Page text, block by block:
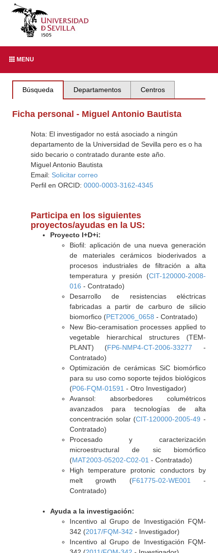
MENU
Búsqueda Departamentos Centros
Ficha personal - Miguel Antonio Bautista
Nota: El investigador no está asociado a ningún
departamento de la Universidad de Sevilla pero es o ha
sido becario o contratado durante este año.
Miguel Antonio Bautista
Email: Solicitar correo
Perfil en ORCID: 0000-0003-3162-4345
Participa en los siguientes
proyectos/ayudas en la US:
Proyecto I+D+i:
Biofil: aplicación de una nueva generación
de materiales cerámicos bioderivados a
procesos industriales de filtración a alta
temperatura y presión (CIT-120000-2008-
016 - Contratado)
Desarrollo de resistencias eléctricas
fabricadas a partir de carburo de silicio
biomorfico (PET2006_0658 - Contratado)
New Bio-ceramisation processes applied to
vegetable hierarchical structures (TEM-
PLANT) (FP6-NMP4-CT-2006-33277 -
Contratado)
Optimización de cerámicas SiC biomórfico
para su uso como soporte tejidos biológicos
(P06-FQM-01591 - Otro Investigador)
Avansol: absorbedores columétricos
avanzados para tecnologías de alta
concentración solar (CIT-120000-2005-49 -
Contratado)
Procesado y caracterización
microestructural de sic biomórfico
(MAT2003-05202-C02-01 - Contratado)
High temperature protonic conductors by
melt growth (F61775-02-WE001
-
Contratado)
Ayuda a la investigación:
Incentivo al Grupo de Investigación FQM-
342 (2017/FQM-342 - Investigador)
Incentivo al Grupo de Investigación FQM-